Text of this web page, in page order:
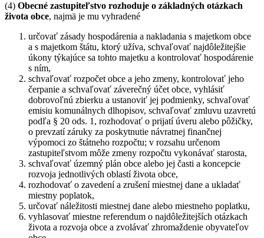
(4) Obecné zastupiteľstvo rozhoduje o základných otázkach
života obce, najmä je mu vyhradené
určovať zásady hospodárenia a nakladania s majetkom obce
a s majetkom štátu, ktorý užíva, schvaľovať najdôležitejšie
úkony týkajúce sa tohto majetku a kontrolovať hospodárenie
s ním,
schvaľovať rozpočet obce a jeho zmeny, kontrolovať jeho
čerpanie a schvaľovať záverečný účet obce, vyhlásiť
dobrovoľnú zbierku a ustanoviť jej podmienky, schvaľovať
emisiu komunálnych dlhopisov, schvaľovať zmluvu uzavretú
podľa § 20 ods. 1, rozhodovať o prijatí úveru alebo pôžičky,
o prevzatí záruky za poskytnutie návratnej finančnej
výpomoci zo štátneho rozpočtu; v rozsahu určenom
zastupiteľstvom môže zmeny rozpočtu vykonávať starosta,
schvaľovať územný plán obce alebo jej časti a koncepcie
rozvoja jednotlivých oblastí života obce,
rozhodovať o zavedení a zrušení miestnej dane a ukladať
miestny poplatok,
určovať náležitosti miestnej dane alebo miestneho poplatku,
vyhlasovať miestne referendum o najdôležitejších otázkach
života a rozvoja obce a zvolávať zhromaždenie obyvateľov